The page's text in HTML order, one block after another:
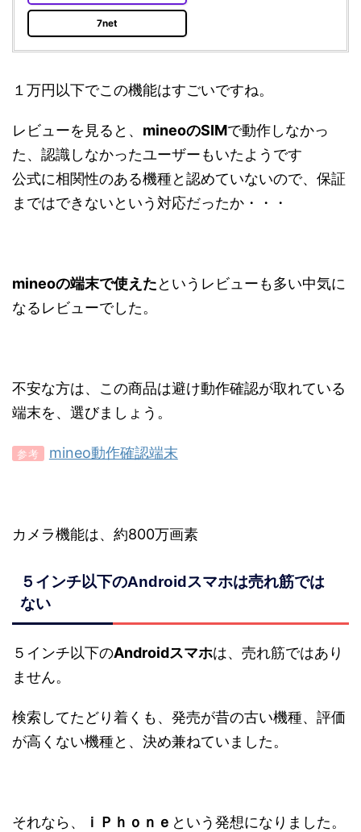
7net
１万円以下でこの機能はすごいですね。
レビューを見ると、 mineoのSIMで動作しなかっ
た、認識しなかったユーザーもいたようです
公式に相関性のある機種と認めていないので、保証
まではできないという対応だったか・・・
mineoの端末で使えたというレビューも多い中気に
なるレビューでした。
不安な方は、この商品は避け動作確認が取れている
端末を、選びましょう。
参考 mineo動作確認端末
カメラ機能は、約800万画素
５インチ以下のAndroidスマホは売れ筋では
ない
５インチ以下のAndroidスマホは、売れ筋ではあり
ません。
検索してたどり着くも、発売が昔の古い機種、評価
が高くない機種と、決め兼ねていました。
それなら、 ｉＰｈｏｎｅ という発想になりました。